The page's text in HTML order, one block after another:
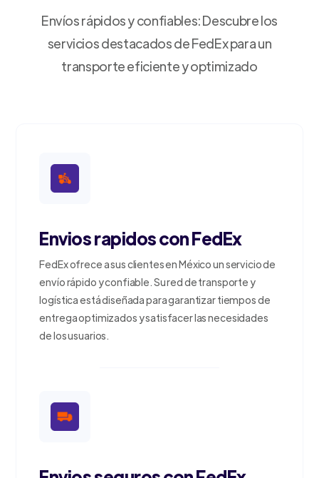
Envíos rápidos y confiables: Descubre los
servicios destacados de FedEx para un
transporte eficiente y optimizado
Envios rapidos con FedEx
FedEx ofrece a sus clientes en México un servicio de
envío rápido y confiable. Su red de transporte y
logística está diseñada para garantizar tiempos de
entrega optimizados y satisfacer las necesidades
de los usuarios.